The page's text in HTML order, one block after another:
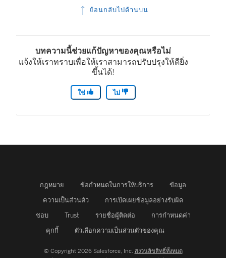
ย้อนกลับไปด้านบน
บทความนี้ช่วยแก้ปัญหาของคุณหรือไม่
แจ้งให้เราทราบเพื่อให้เราสามารถปรับปรุงให้ดียิ่ง
ขึ้นได้!
ใช่ ไม่
กฎหมาย ข้อกำหนดในการให้บริการ
ข้อมูล
ความเป็นส่วนตัว
การเปิดเผยข้อมูลอย่างรับผิด
ชอบ
Trust รายชื่อผู้ติดต่อ
การกำหนดค่า
คุกกี้
ตัวเลือกความเป็นส่วนตัวของคุณ
© Copyright 2026 Salesforce, Inc. สงวนลิขสิทธิ์ทั้งหมด